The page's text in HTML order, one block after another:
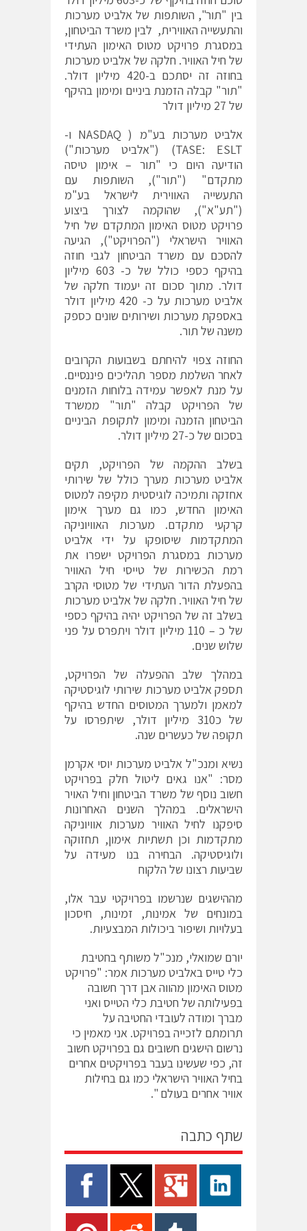
בין "תור", השותפות של אלביט מערכות
והתעשייה האווירית, לבין משרד הביטחון,
במסגרת פרויקט מטוס האימון העתידי
של חיל האוויר. חלקה של אלביט מערכות
בחוזה זה יסתכם ב-420 מיליון דולר.
"תור" קבלה הזמנת ביניים ומימון בהיקף
של 27 מיליון דולר
אלביט מערכות בע"מ ( NASDAQ ו-
TASE: ESLT) ("אלביט מערכות")
הודיעה היום כי "תור – אימון טיסה
מתקדם" ("תור"), השותפות עם
התעשייה האווירית לישראל בע"מ
("תע"א"), שהוקמה לצורך ביצוע
פרויקט מטוס האימון המתקדם של חיל
האוויר הישראלי ("הפרויקט"), הגיעה
להסכם עם משרד הביטחון לגבי חוזה
בהיקף כספי כולל של כ- 603 מיליון
דולר. מתוך סכום זה יעמוד חלקה של
אלביט מערכות על כ- 420 מיליון דולר
באספקת מערכות ושירותים שונים כספק
משנה של תור.
החוזה צפוי להיחתם בשבועות הקרובים
לאחר השלמת מספר תהליכים פיננסיים.
על מנת לאפשר עמידה בלוחות הזמנים
של הפרויקט קבלה "תור" ממשרד
הביטחון הזמנה ומימון לתקופת הביניים
בסכום של כ-27 מיליון דולר.
בשלב ההקמה של הפרויקט, תקים
אלביט מערכות מערך כולל של שירותי
אחזקה ותמיכה לוגיסטית מקיפה למטוס
האימון החדש, כמו גם מערך אימון
קרקעי מתקדם. מערכות האוויוניקה
המתקדמות שיסופקו על ידי אלביט
מערכות במסגרת הפרויקט ישפרו את
רמת הכשירות של טייסי חיל האוויר
בהפעלת הדור העתידי של מטוסי הקרב
של חיל האוויר. חלקה של אלביט מערכות
בשלב זה של הפרויקט יהיה בהיקף כספי
של כ – 110 מיליון דולר ויתפרס על פני
שלוש שנים.
במהלך שלב ההפעלה של הפרויקט,
תספק אלביט מערכות שירותי לוגיסטיקה
למאמן ולמערך המטוסים החדש בהיקף
של כ310 מיליון דולר, שיתפרסו על
תקופה של כעשרים שנה.
נשיא ומנכ"ל אלביט מערכות יוסי אקרמן
מסר: "אנו גאים ליטול חלק בפרויקט
חשוב נוסף של משרד הביטחון וחיל האויר
הישראלים. במהלך השנים האחרונות
סיפקנו לחיל האוויר מערכות אוויוניקה
מתקדמות וכן תשתיות אימון, תחזוקה
ולוגיסטיקה. הבחירה בנו מעידה על
שביעות רצונו של הלקוח
מההישגים שנרשמו בפרויקטי עבר אלו,
במונחים של אמינות, זמינות, חיסכון
בעלויות ושיפור ביכולות המבצעיות.
יורם שמואלי, מנכ"ל משותף בחטיבת
כלי טייס באלביט מערכות אמר: "פרויקט
מטוס האימון מהווה אבן דרך חשובה
בפעילותה של חטיבת כלי הטייס ואני
מברך ומודה לעובדי החטיבה על
תרומתם לזכייה בפרויקט. אני מאמין כי
נרשום הישגים חשובים גם בפרויקט חשוב
זה, כפי שעשינו בעבר בפרויקטים אחרים
בחיל האוויר הישראלי כמו גם בחילות
אוויר אחרים בעולם ".
שתף כתבה